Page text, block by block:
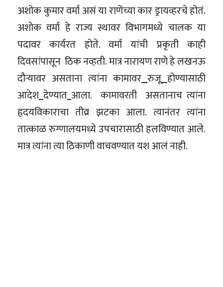
अशोक कुमार वर्मा असं या राणेंच्या कार ड्रायव्हरचे होतं.
अशोक वर्मा हे राज्य स्थावर विभागमध्ये चालक या
पदावर कार्यरत होते. वर्मा यांची प्रकृती काही
दिवसांपासून ठिक नव्हती. मात्र नारायण राणे हे लखनऊ
दौऱ्यावर असताना त्यांना कामावर रुजू होण्यासाठी
आदेश देण्यात आला. कामावरती असतानाच त्यांना
हृदयविकाराचा तीव्र झटका आला. त्यानंतर त्यांना
तात्काळ रुग्णालयमध्ये उपचारासाठी हलविण्यात आले.
मात्र त्यांना त्या ठिकाणी वाचवण्यात यश आलं नाही.